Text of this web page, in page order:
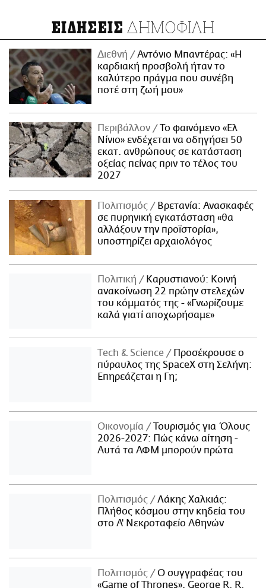
ΕΙΔΗΣΕΙΣ ΔΗΜΟΦΙΛΗ
Διεθνή
Αντόνιο Μπαντέρας: «Η
καρδιακή προσβολή ήταν το
καλύτερο πράγμα που συνέβη
ποτέ στη ζωή μου»
Περιβάλλον
Το φαινόμενο «Ελ
Νίνιο» ενδέχεται να οδηγήσει 50
εκατ. ανθρώπους σε κατάσταση
οξείας πείνας πριν το τέλος του
2027
Πολιτισμός
Βρετανία: Ανασκαφές
σε πυρηνική εγκατάσταση «θα
αλλάξουν την προϊστορία»,
υποστηρίζει αρχαιολόγος
Πολιτική
Καρυστιανού: Κοινή
ανακοίνωση 22 πρώην στελεχών
του κόμματός της - «Γνωρίζουμε
καλά γιατί αποχωρήσαμε»
Τech & Science
Προσέκρουσε ο
πύραυλος της SpaceX στη Σελήνη:
Επηρεάζεται η Γη;
Οικονομία
Τουρισμός για Όλους
2026-2027: Πώς κάνω αίτηση -
Αυτά τα ΑΦΜ μπορούν πρώτα
Πολιτισμός
Λάκης Χαλκιάς:
Πλήθος κόσμου στην κηδεία του
στο Α' Νεκροταφείο Αθηνών
Πολιτισμός
Ο συγγραφέας του
«Game of Thrones», George R. R.